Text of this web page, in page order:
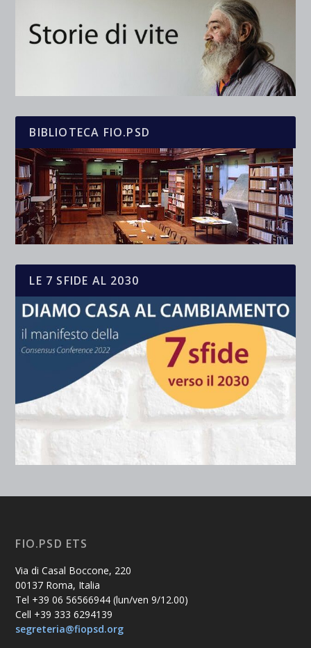
BIBLIOTECA FIO.PSD
LE 7 SFIDE AL 2030
FIO.PSD ETS
Via di Casal Boccone, 220
00137 Roma, Italia
Tel +39 06 56566944 (lun/ven 9/12.00)
Cell +39 333 6294139
segreteria@fiopsd.org